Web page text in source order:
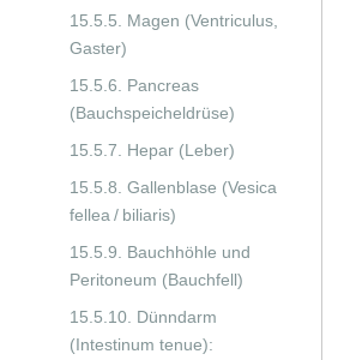
15.5.5. Magen (Ventriculus,
Gaster)
15.5.6. Pancreas
(Bauchspeicheldrüse)
15.5.7. Hepar (Leber)
15.5.8. Gallenblase (Vesica
fellea / biliaris)
15.5.9. Bauchhöhle und
Peritoneum (Bauchfell)
15.5.10. Dünndarm
(Intestinum tenue):